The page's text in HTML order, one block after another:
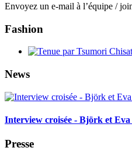
Envoyez un e-mail à l’équipe /
Fashion
News
Interview croisée - Björk et
Presse